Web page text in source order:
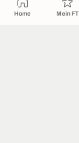
Home Mein FT